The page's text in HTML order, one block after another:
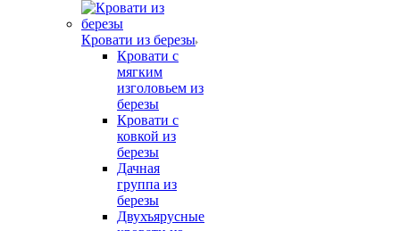
Кровати из березы
Кровати с
мягким
изголовьем из
березы
Кровати с
ковкой из
березы
Дачная
группа из
березы
Двухъярусные